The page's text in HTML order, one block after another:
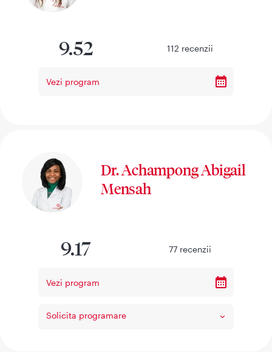
9.52 112 recenzii
Vezi program
Dr. Achampong Abigail
Mensah
9.17 77 recenzii
Vezi program
Solicita programare